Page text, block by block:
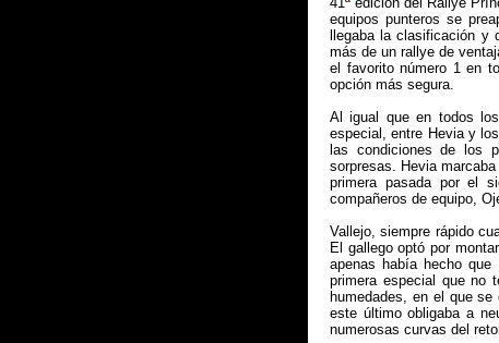
equipos punteros se
llegaba la clasificación y
más de un rallye de
el favorito número 1 en
opción más segura.
Al igual que en todos
especial, entre Hevia y
las condiciones de los
sorpresas. Hevia
primera pasada por el
compañeros de equipo,
Vallejo, siempre rápido
El gallego optó por
apenas había hecho
primera especial que no
humedades, en el que
este último obligaba a
numerosas curvas del